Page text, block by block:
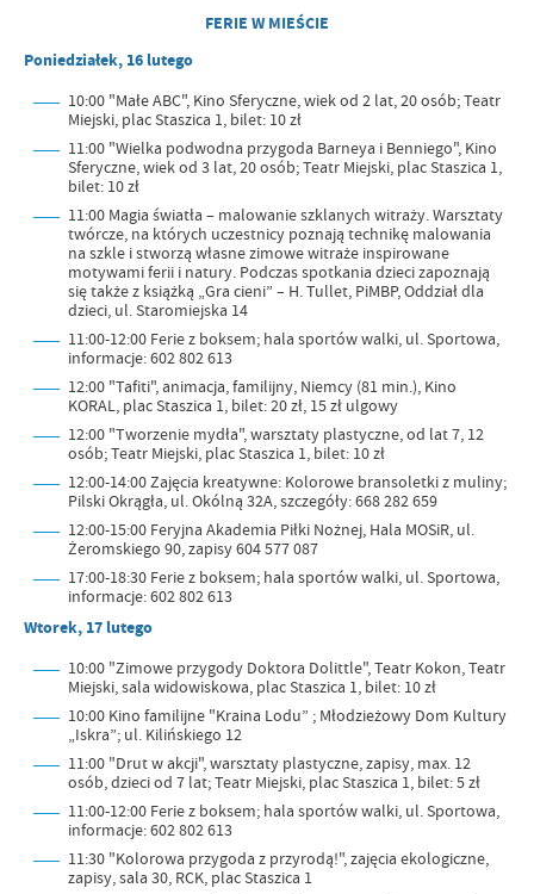
FERIE W MIEŚCIE
Poniedziałek, 16 lutego
10:00 "Małe ABC", Kino Sferyczne, wiek od 2 lat, 20 osób; Teatr
Miejski, plac Staszica 1, bilet: 10 zł
11:00 "Wielka podwodna przygoda Barneya i Benniego", Kino
Sferyczne, wiek od 3 lat, 20 osób; Teatr Miejski, plac Staszica 1,
bilet: 10 zł
11:00 Magia światła – malowanie szklanych witraży. Warsztaty
twórcze, na których uczestnicy poznają technikę malowania
na szkle i stworzą własne zimowe witraże inspirowane
motywami ferii i natury. Podczas spotkania dzieci zapoznają
się także z książką „Gra cieni” – H. Tullet, PiMBP, Oddział dla
dzieci, ul. Staromiejska 14
11:00-12:00 Ferie z boksem; hala sportów walki, ul. Sportowa,
informacje: 602 802 613
12:00 "Tafiti", animacja, familijny, Niemcy (81 min.), Kino
KORAL, plac Staszica 1, bilet: 20 zł, 15 zł ulgowy
12:00 "Tworzenie mydła", warsztaty plastyczne, od lat 7, 12
osób; Teatr Miejski, plac Staszica 1, bilet: 10 zł
12:00-14:00 Zajęcia kreatywne: Kolorowe bransoletki z muliny;
Pilski Okrągła, ul. Okólną 32A, szczegóły: 668 282 659
12:00-15:00 Feryjna Akademia Piłki Nożnej, Hala MOSiR, ul.
Żeromskiego 90, zapisy 604 577 087
17:00-18:30 Ferie z boksem; hala sportów walki, ul. Sportowa,
informacje: 602 802 613
Wtorek, 17 lutego
10:00 "Zimowe przygody Doktora Dolittle", Teatr Kokon, Teatr
Miejski, sala widowiskowa, plac Staszica 1, bilet: 10 zł
10:00 Kino familijne "Kraina Lodu” ; Młodzieżowy Dom Kultury
„Iskra”; ul. Kilińskiego 12
11:00 "Drut w akcji", warsztaty plastyczne, zapisy, max. 12
osób, dzieci od 7 lat; Teatr Miejski, plac Staszica 1, bilet: 5 zł
11:00-12:00 Ferie z boksem; hala sportów walki, ul. Sportowa,
informacje: 602 802 613
11:30 "Kolorowa przygoda z przyrodą!", zajęcia ekologiczne,
zapisy, sala 30, RCK, plac Staszica 1